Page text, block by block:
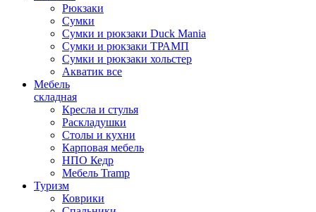
Рюкзаки
Сумки
Сумки и рюкзаки Duck Mania
Сумки и рюкзаки ТРАМП
Сумки и рюкзаки хольстер
Акватик все
Мебель
складная
Кресла и стулья
Раскладушки
Столы и кухни
Карповая мебель
НПО Кедр
Мебель Tramp
Туризм
Коврики